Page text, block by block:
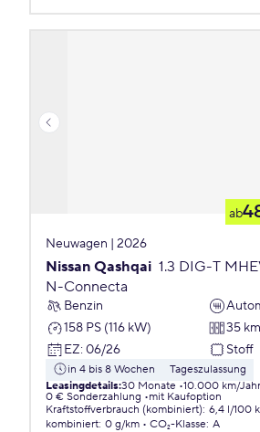
ab
Neuwagen | 2026
Nissan Qashqai 1.3 DIG-T
N-Connecta
Benzin
158 PS (116 kW)
35 km
EZ: 06/26 Stoff
in 4 bis 8 Wochen
Tageszulassung
Leasingdetails:30 Monate 10.000 km/Jahr
0 € Sonderzahlung
mit Kaufoption
Kraftstoffverbrauch (kombiniert): 6,4 l/100
kombiniert: 0 g/km CO₂-Klasse: A